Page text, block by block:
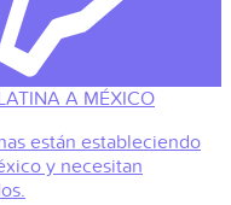
A MÉXICO
están estableciendo
y necesitan